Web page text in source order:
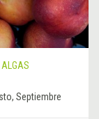
ALGAS
Septiembre